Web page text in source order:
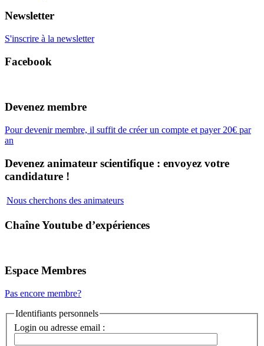
Newsletter
S'inscrire à la newsletter
Facebook
Devenez membre
Pour devenir membre, il suffit de créer un compte et payer 20€ par
an
Devenez animateur scientifique : envoyez votre
candidature !
Nous cherchons des animateurs
Chaîne Youtube d’expériences
Espace Membres
Pas encore membre?
Identifiants personnels
Login ou adresse email :